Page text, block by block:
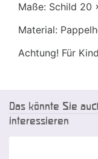
Maße: Schild 20
Material:
Achtung! Für
Das könnte Sie
interessieren